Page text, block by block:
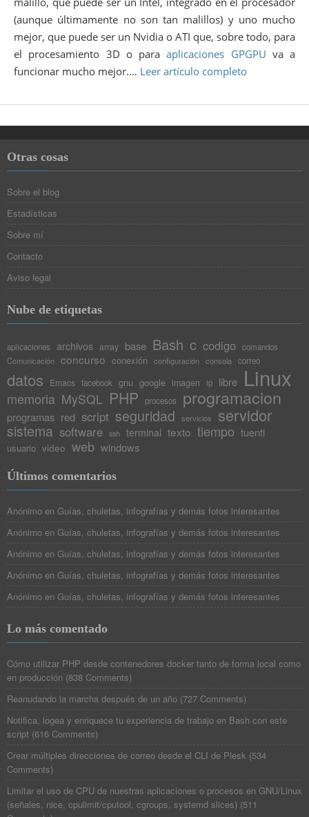
(aunque últimamente no son tan malillos) y uno mucho
mejor, que puede ser un Nvidia o ATI que, sobre todo, para
el procesamiento 3D o paraaplicaciones GPGPU va a
funcionar mucho mejor.… Leer artículo completo
Otras cosas
Sobre el blog
Estadísticas
Sobre mí
Contacto
Aviso legal
Nube de etiquetas
aplicaciones archivos array base Bash c codigo
comandos
Comunicación concurso conexión configuración consola correo
datos Emacs facebook gnu google imagen ip libre Linux
memoria MySQL PHP procesos programacion
programas red script seguridad servicios servidor
sistema software ssh terminal texto tiempo tuenti
usuario video web windows
Últimos comentarios
Anónimo en Guías, chuletas, infografías y demás fotos interesantes
Anónimo en Guías, chuletas, infografías y demás fotos interesantes
Anónimo en Guías, chuletas, infografías y demás fotos interesantes
Anónimo en Guías, chuletas, infografías y demás fotos interesantes
Anónimo en Guías, chuletas, infografías y demás fotos interesantes
Lo más comentado
Cómo utilizar PHP desde contenedores docker tanto de forma local como
en producción (838 Comments)
Reanudando la marcha después de un año (727 Comments)
Notifica, logea y enriquece tu experiencia de trabajo en Bash con este
script (616 Comments)
Crear múltiples direcciones de correo desde el CLI de Plesk (534
Comments)
Limitar el uso de CPU de nuestras aplicaciones o procesos en GNU/Linux
(señales, nice, cpulimit/cputool, cgroups, systemd slices) (511